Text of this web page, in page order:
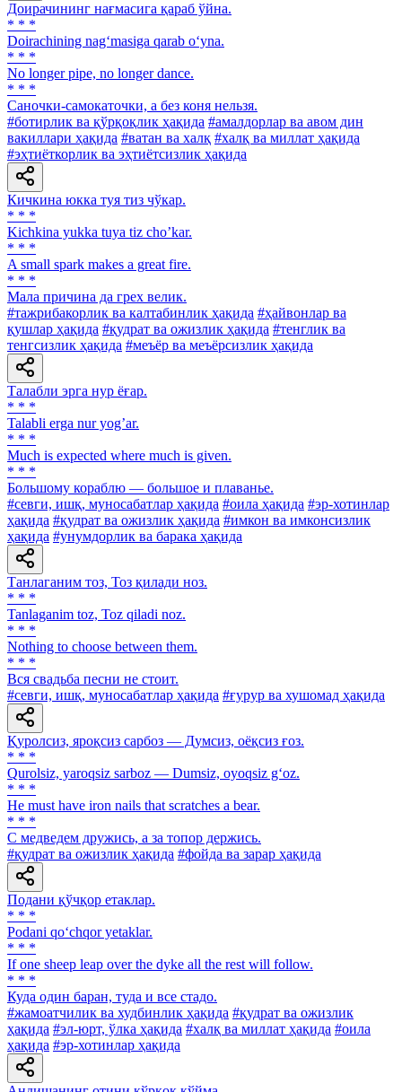
Доирачининг нағмасига қараб ўйна.
* * *
Doirachining nag‘masiga qarab o‘yna.
* * *
No longer pipe, no longer dance.
* * *
Саночки-самокаточки, а без коня нельзя.
#ботирлик ва қўрқоқлик ҳақида #амалдорлар ва авом дин
вакиллари ҳақида #ватан ва халқ #халқ ва миллат ҳақида
#эҳтиёткорлик ва эҳтиётсизлик ҳақида
Кичкина юкка туя тиз чўкар.
* * *
Kichkina yukka tuya tiz choʼkar.
* * *
A small spark makes a great fire.
* * *
Мала причина да грех велик.
#тажрибакорлик ва калтабинлик ҳақида #ҳайвонлар ва
қушлар ҳақида #қудрат ва ожизлик ҳақида #тенглик ва
тенгсизлик ҳақида #меъёр ва меъёрсизлик ҳақида
Талабли эрга нур ёғар.
* * *
Talabli erga nur yogʼar.
* * *
Much is expected where much is given.
* * *
Большому кораблю — большое и плаванье.
#севги, ишқ, муносабатлар ҳақида #оила ҳақида #эр-хотинлар
ҳақида #қудрат ва ожизлик ҳақида #имкон ва имконсизлик
ҳақида #унумдорлик ва барака ҳақида
Танлаганим тоз, Тоз қилади ноз.
* * *
Tanlaganim toz, Toz qiladi noz.
* * *
Nothing to choose between them.
* * *
Вся свадьба песни не стоит.
#севги, ишқ, муносабатлар ҳақида #ғурур ва хушомад ҳақида
Қуролсиз, яроқсиз сарбоз — Думсиз, оёқсиз ғоз.
* * *
Qurolsiz, yaroqsiz sarboz — Dumsiz, oyoqsiz g‘oz.
* * *
Не must have iron nails that scratches a bear.
* * *
С медведем дружись, а за топор держись.
#қудрат ва ожизлик ҳақида #фойда ва зарар ҳақида
Подани қўчқор етаклар.
* * *
Podani qo‘chqor yetaklar.
* * *
If one sheep leap over the dyke all the rest will follow.
* * *
Куда один баран, туда и все стадо.
#жамоатчилик ва худбинлик ҳақида #қудрат ва ожизлик
ҳақида #эл-юрт, ўлка ҳақида #халқ ва миллат ҳақида #оила
ҳақида #эр-хотинлар ҳақида